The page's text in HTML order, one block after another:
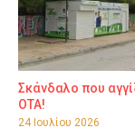
Σκάνδαλο που
ΟΤΑ!
24 Ιουλίου 2026